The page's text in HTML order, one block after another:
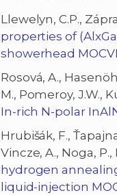
Llewelyn, C.P.,
properties of (AlxGa
showerhead
Rosová, A.,
M., Pomeroy, J.W.,
In-rich N-polar
Hrubišák, F.,
Vincze, A., Noga,
hydrogen
liquid-injection